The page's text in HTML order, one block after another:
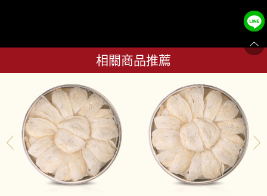
相關商品推薦